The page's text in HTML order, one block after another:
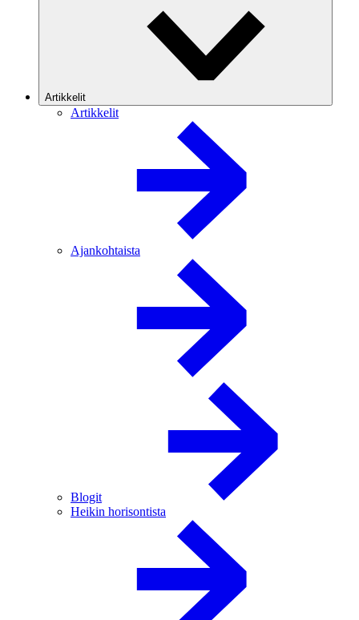
Artikkelit
Artikkelit
Ajankohtaista
Blogit
Heikin horisontista